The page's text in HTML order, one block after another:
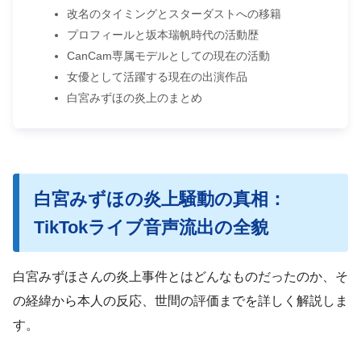
改名のタイミングとスターダストへの移籍
プロフィールと坂本瑞帆時代の活動歴
CanCam専属モデルとしての現在の活動
女優として活躍する現在の出演作品
白宮みずほの炎上のまとめ
白宮みずほの炎上騒動の真相：
TikTokライブ音声流出の全貌
白宮みずほさんの炎上事件とはどんなものだったのか、そ
の経緯から本人の反応、世間の評価までを詳しく解説しま
す。